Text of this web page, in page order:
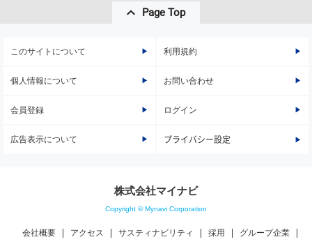
Page Top
このサイトについて 利用規約
個人情報について お問い合わせ
会員登録 ログイン
広告表示について プライバシー設定
株式会社マイナビ
Copyright © Mynavi Corporation
会社概要 アクセス サスティナビリティ 採用 グループ企業